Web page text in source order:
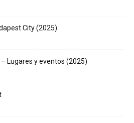
City (2025)
Lugares y eventos (2025)